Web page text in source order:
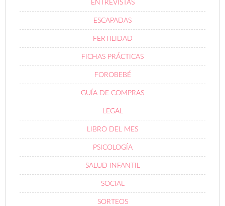
ENTREVISTAS
ESCAPADAS
FERTILIDAD
FICHAS PRÁCTICAS
FOROBEBÉ
GUÍA DE COMPRAS
LEGAL
LIBRO DEL MES
PSICOLOGÍA
SALUD INFANTIL
SOCIAL
SORTEOS